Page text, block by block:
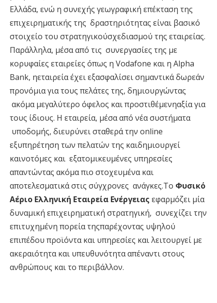
Ελλάδα, ενώ η συνεχής γεωγραφική επέκταση της
επιχειρηµατικής της δραστηριότητας είναι βασικό
στοιχείο του στρατηγικούσχεδιασµού της εταιρείας.
Παράλληλα, µέσααπό τις συνεργασίες της µε
κορυφαίες εταιρείες όπως η Vodafone και η Alpha
Bank, ηεταιρείαέχειεξασφαλίσεισηµαντικάδωρεάν
προνόµιαγιατους πελάτες της, δηµιουργώντας
ακόµα µεγαλύτερο όφελος καιπροστιθέµενηαξίαγια
τους ίδιους. Η εταιρεία, µέσααπό νέασυστήµατα
υποδοµής, διευρύνεισταθεράτην online
εξυπηρέτηση των πελατών της καιδηµιουργεί
καινοτόµες και εξατοµικευµένες υπηρεσίες
απαντώντας ακόµαπιο στοχευµένα και
αποτελεσµατικάστις σύγχρονες ανάγκες.Το Φυσικό
Αέριο Ελληνική Εταιρεία Ενέργειας εφαρµόζει µία
δυναµική επιχειρηµατική στρατηγική, συνεχίζειτην
επιτυχηµένη πορείατηςπαρέχοντας υψηλού
επιπέδου προϊόντα και υπηρεσίες καιλειτουργεί µε
ακεραιότητα και υπευθυνότητα απέναντι στους
ανθρώπους και το περιβάλλον.